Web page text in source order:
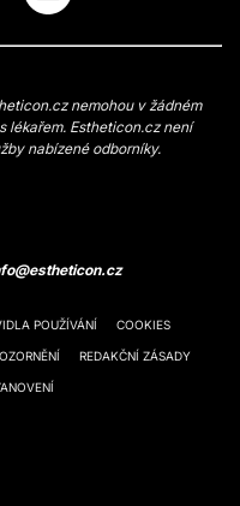
nemohou v žádném
lékařem. Estheticon.cz není
nabízené odborníky.
POUŽÍVÁNÍ COOKIES
REDAKČNÍ ZÁSADY